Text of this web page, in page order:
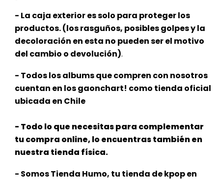
- La caja exterior es solo para proteger los
productos. (los rasguños, posibles golpes y la
decoloración en esta no pueden ser el motivo
del cambio o devolución).
- Todos los albums que compren con nosotros
cuentan en los gaonchart! como tienda oficial
ubicada en Chile
- Todo lo que necesitas para complementar
tu compra online, lo encuentras también en
nuestra tienda física.
- Somos Tienda Humo, tu tienda de kpop en